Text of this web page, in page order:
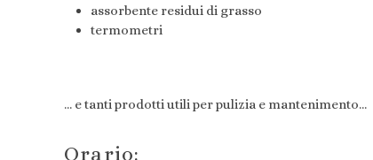
assorbente residui di grasso
termometri
… e tanti prodotti utili per pulizia e mantenimento…
Orario: